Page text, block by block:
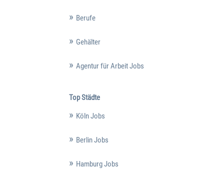
Berufe
Gehälter
Agentur für Arbeit Jobs
Top Städte
Köln Jobs
Berlin Jobs
Hamburg Jobs